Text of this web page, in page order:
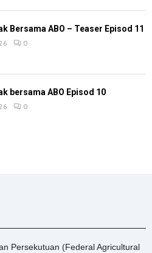
Bersama ABO – Teaser Episod 11
0
bersama ABO Episod 10
0
Persekutuan (Federal Agricultural